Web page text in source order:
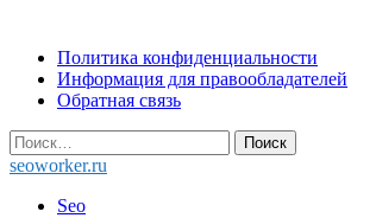
Skip
content
Политика конфиденциальности
Информация для правообладателей
Обратная связь
Найти:
seoworker.ru
Seo